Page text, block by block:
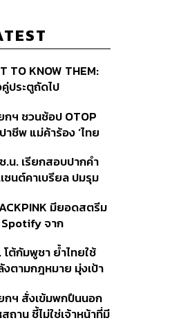
TO KNOW THEM:
คู่ประตูถัดไป
กฯ ชวนช้อป OTOP
าชีพ แม่ค้าร้อง ‘ไทย
มีต่อไหม นายกฯ ตอบ
วจะพยายาม’
.น. เรียกสอบปากคำ
ซนต์คาเบรียล ปมรุม
นินคดีแล้ว มียอดสตรีม
จาก
ตลอด 10 ปีที่ผ่านมา
โต้กัมพูชา ย้ำไทยใช้
งตามกฎหมาย มุ่งเป้า
ไทยไม่อาจลบด้วย
ลบิดเบือน
กฯ สั่งเข้มพกปืนนอก
สถาน ชี้ไม่ใช่เจ้าหน้าที่มี